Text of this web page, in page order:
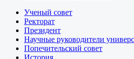
Ученый совет
Ректорат
Президент
Научные руководители
Попечительский совет
История